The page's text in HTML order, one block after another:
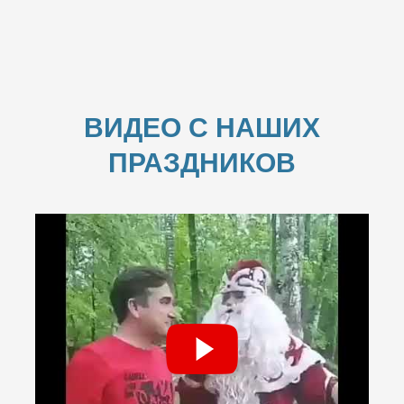
ВИДЕО С НАШИХ
ПРАЗДНИКОВ